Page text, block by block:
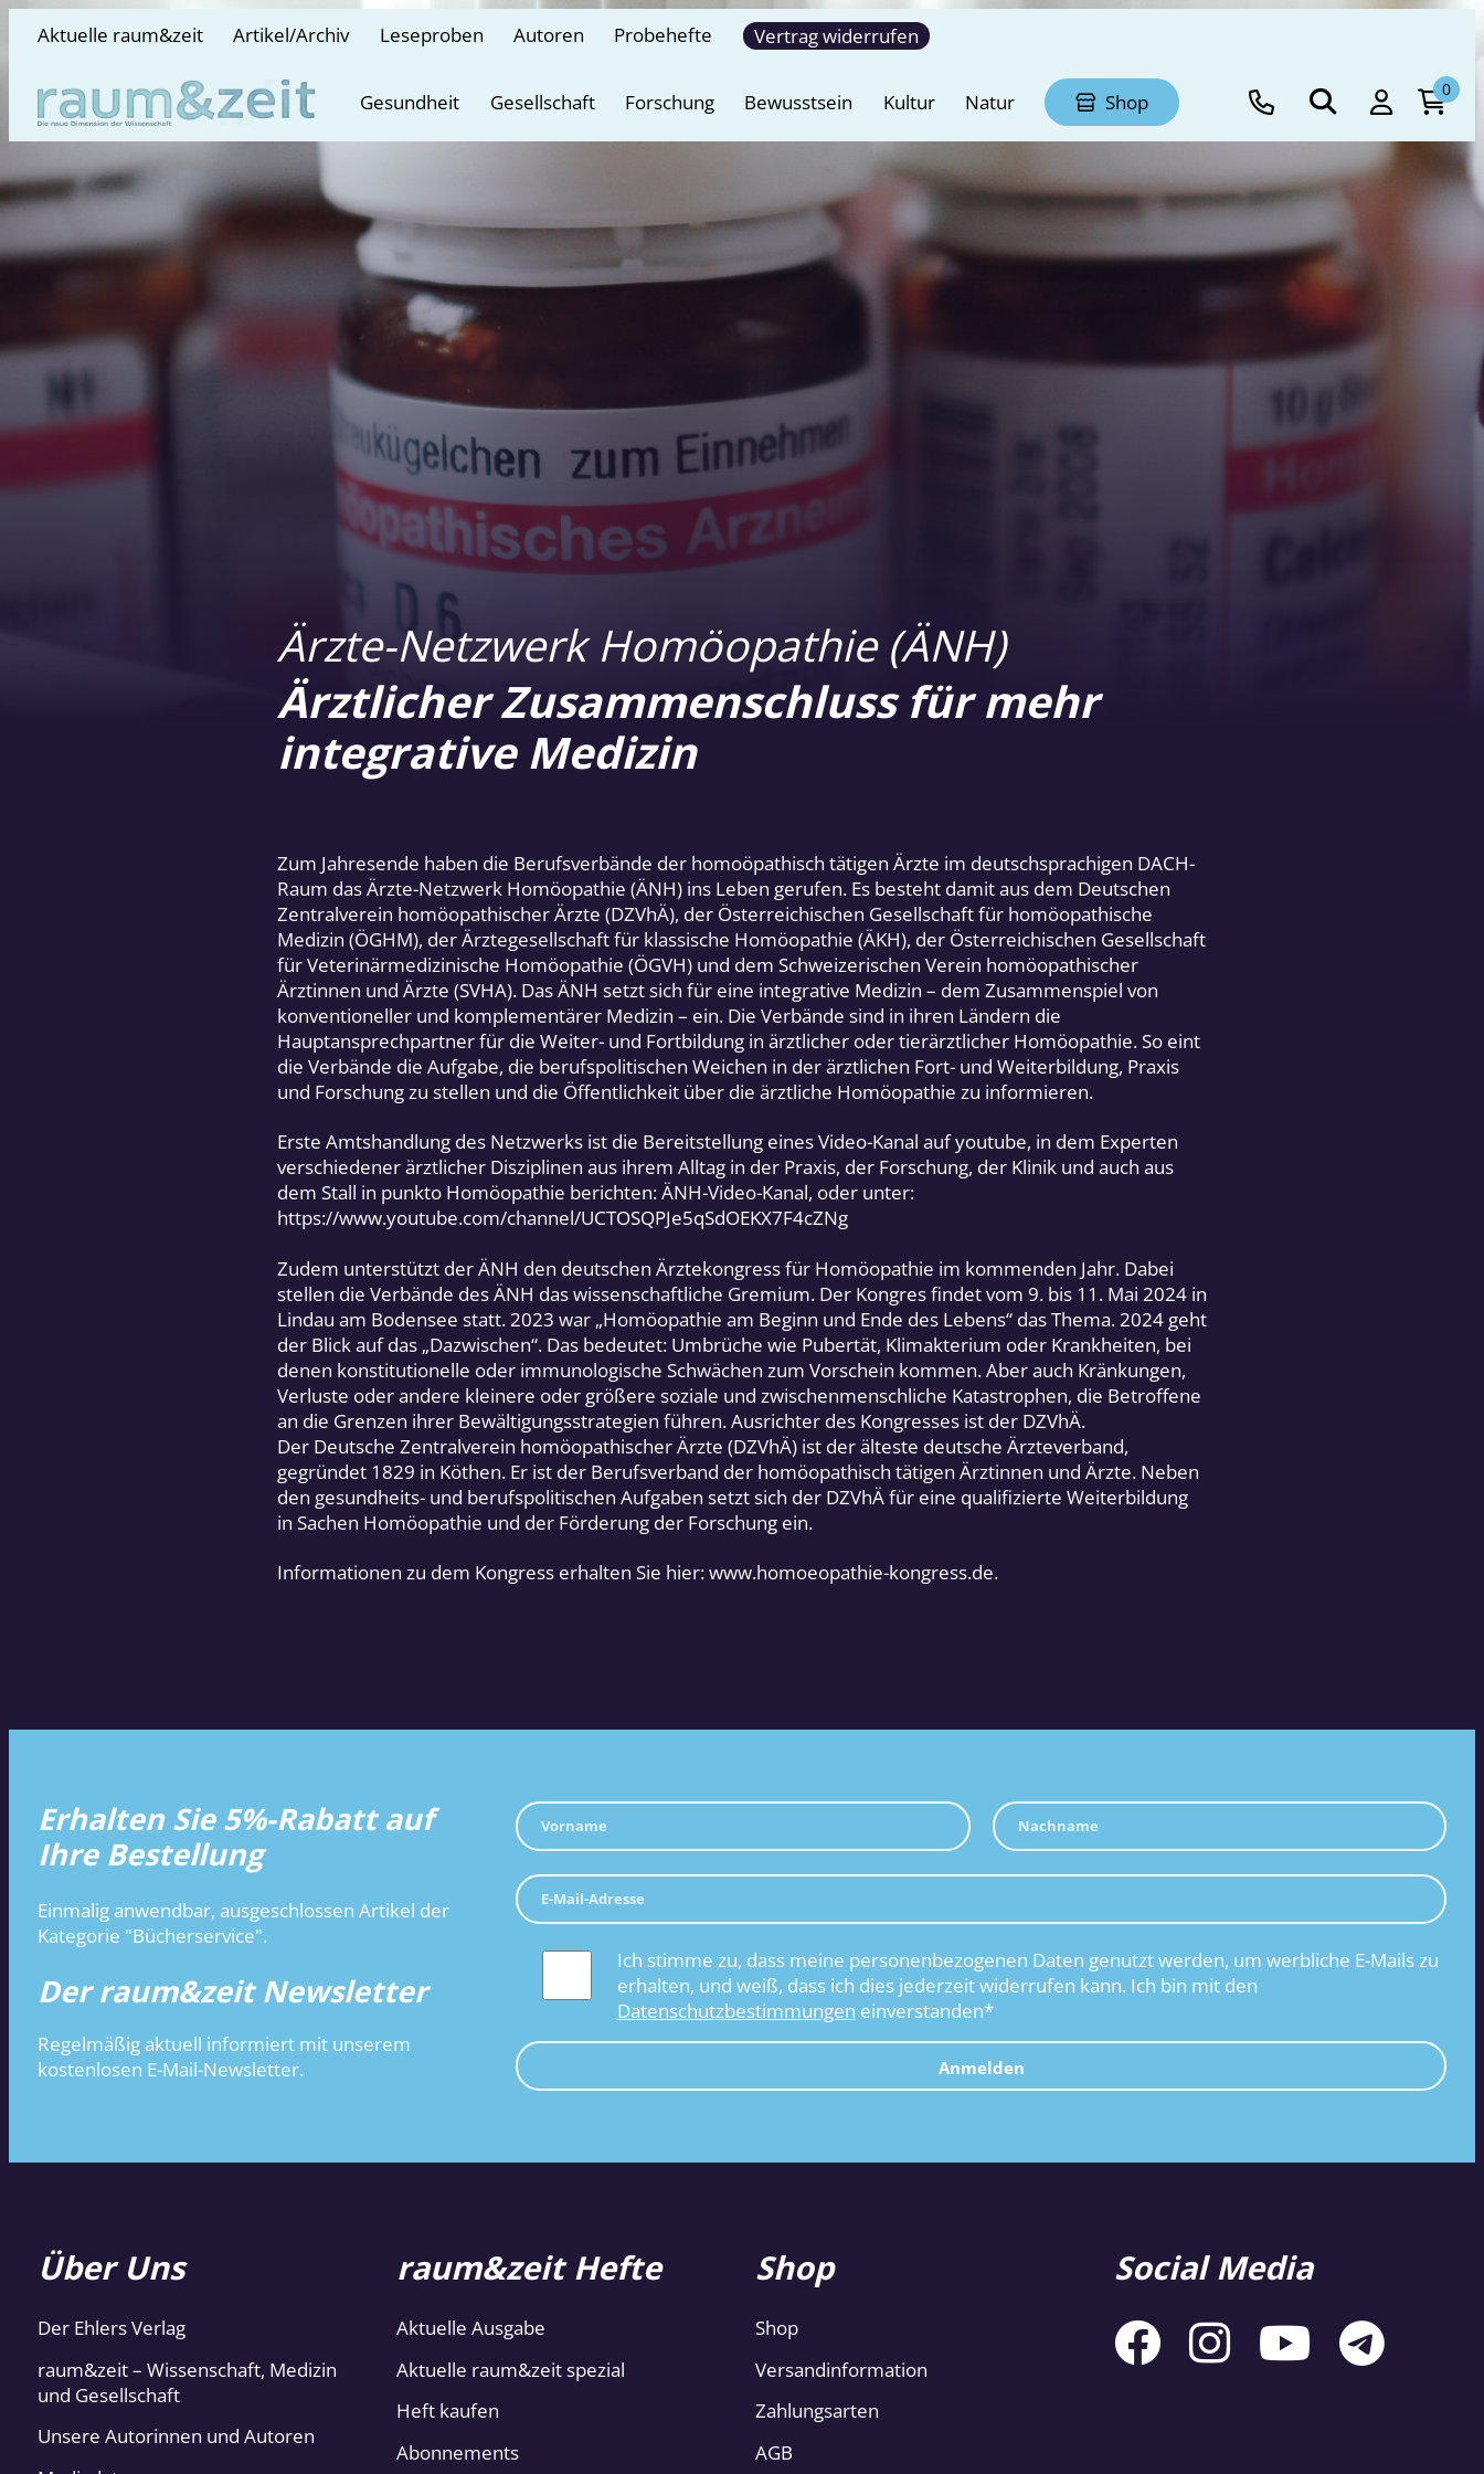
Aktuelle raum&zeit Artikel/Archiv Leseproben Autoren Probehefte Vertrag widerrufen
Gesundheit Gesellschaft Forschung Bewusstsein Kultur Natur Shop
0
Ärzte-Netzwerk Homöopathie (ÄNH)
Ärztlicher Zusammenschluss für mehr
integrative Medizin
Zum Jahresende haben die Berufsverbände der homoöpathisch tätigen Ärzte im deutschsprachigen DACH-
Raum das Ärzte-Netzwerk Homöopathie (ÄNH) ins Leben gerufen. Es besteht damit aus dem Deutschen
Zentralverein homöopathischer Ärzte (DZVhÄ), der Österreichischen Gesellschaft für homöopathische
Medizin (ÖGHM), der Ärztegesellschaft für klassische Homöopathie (ÄKH), der Österreichischen Gesellschaft
für Veterinärmedizinische Homöopathie (ÖGVH) und dem Schweizerischen Verein homöopathischer
Ärztinnen und Ärzte (SVHA). Das ÄNH setzt sich für eine integrative Medizin – dem Zusammenspiel von
konventioneller und komplementärer Medizin – ein. Die Verbände sind in ihren Ländern die
Hauptansprechpartner für die Weiter- und Fortbildung in ärztlicher oder tierärztlicher Homöopathie. So eint
die Verbände die Aufgabe, die berufspolitischen Weichen in der ärztlichen Fort- und Weiterbildung, Praxis
und Forschung zu stellen und die Öffentlichkeit über die ärztliche Homöopathie zu informieren.
Erste Amtshandlung des Netzwerks ist die Bereitstellung eines Video-Kanal auf youtube, in dem Experten
verschiedener ärztlicher Disziplinen aus ihrem Alltag in der Praxis, der Forschung, der Klinik und auch aus
dem Stall in punkto Homöopathie berichten: ÄNH-Video-Kanal, oder unter:
https://www.youtube.com/channel/UCTOSQPJe5qSdOEKX7F4cZNg
Zudem unterstützt der ÄNH den deutschen Ärztekongress für Homöopathie im kommenden Jahr. Dabei
stellen die Verbände des ÄNH das wissenschaftliche Gremium. Der Kongres findet vom 9. bis 11. Mai 2024 in
Lindau am Bodensee statt. 2023 war „Homöopathie am Beginn und Ende des Lebens“ das Thema. 2024 geht
der Blick auf das „Dazwischen“. Das bedeutet: Umbrüche wie Pubertät, Klimakterium oder Krankheiten, bei
denen konstitutionelle oder immunologische Schwächen zum Vorschein kommen. Aber auch Kränkungen,
Verluste oder andere kleinere oder größere soziale und zwischenmenschliche Katastrophen, die Betroffene
an die Grenzen ihrer Bewältigungsstrategien führen. Ausrichter des Kongresses ist der DZVhÄ.
Der Deutsche Zentralverein homöopathischer Ärzte (DZVhÄ) ist der älteste deutsche Ärzteverband,
gegründet 1829 in Köthen. Er ist der Berufsverband der homöopathisch tätigen Ärztinnen und Ärzte. Neben
den gesundheits- und berufspolitischen Aufgaben setzt sich der DZVhÄ für eine qualifizierte Weiterbildung
in Sachen Homöopathie und der Förderung der Forschung ein.
Informationen zu dem Kongress erhalten Sie hier: www.homoeopathie-kongress.de.
Erhalten Sie 5%-Rabatt auf
Ihre Bestellung
Einmalig anwendbar, ausgeschlossen Artikel der
Kategorie "Bücherservice".
Der raum&zeit Newsletter
Regelmäßig aktuell informiert mit unserem
kostenlosen E-Mail-Newsletter.
Ich stimme zu, dass meine personenbezogenen Daten genutzt werden, um werbliche E-Mails zu
erhalten, und weiß, dass ich dies jederzeit widerrufen kann. Ich bin mit den
Datenschutzbestimmungen einverstanden*
Anmelden
Über Uns
Der Ehlers Verlag
raum&zeit – Wissenschaft, Medizin
und Gesellschaft
Unsere Autorinnen und Autoren
raum&zeit Hefte
Aktuelle Ausgabe
Aktuelle raum&zeit spezial
Heft kaufen
Abonnements
Shop
Shop
Versandinformation
Zahlungsarten
AGB
Social Media